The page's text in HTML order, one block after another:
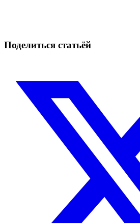
Поделиться статьёй